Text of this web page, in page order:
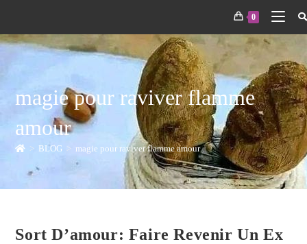
0
magie pour raviver flamme
amour
> BLOG > magie pour raviver flamme amour
Sort D’amour: Faire Revenir Un Ex